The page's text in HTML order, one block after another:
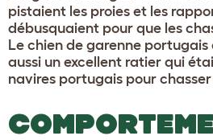
pistaient les proies et les
débusquaient pour que les
Le chien de garenne portugais
aussi un excellent ratier qui
navires portugais pour chasser